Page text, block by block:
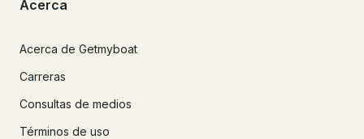
Acerca
Acerca de Getmyboat
Carreras
Consultas de medios
Términos de uso